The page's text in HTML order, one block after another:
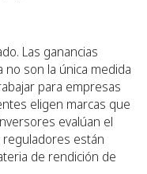
Las ganancias
son la única medida
para empresas
eligen marcas que
evalúan el
están
de rendición de